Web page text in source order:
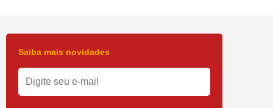
Saiba mais novidades